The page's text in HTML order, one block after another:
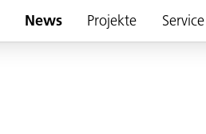
News Projekte